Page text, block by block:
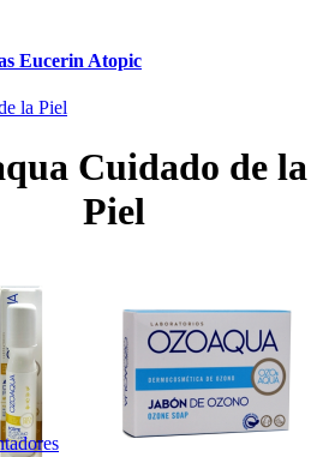
Eucerin Atopic
la Piel
Cuidado de la
Piel